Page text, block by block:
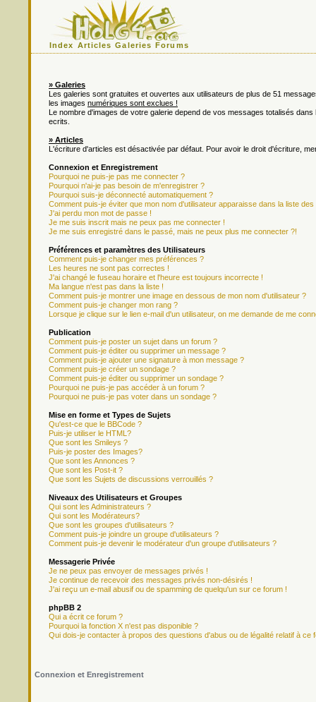
Index Articles Galeries Forums
» Galeries
Les galeries sont gratuites et ouvertes aux utilisateurs de plus de 51
les images numériques sont exclues !
Le nombre d'images de votre galerie depend de vos messages totalisés
ecrits.
» Articles
L'écriture d'articles est désactivée par défaut. Pour avoir le droit d'écriture,
Connexion et Enregistrement
Pourquoi ne puis-je pas me connecter ?
Pourquoi n'ai-je pas besoin de m'enregistrer ?
Pourquoi suis-je déconnecté automatiquement ?
Comment puis-je éviter que mon nom d'utilisateur apparaisse dans la liste
J'ai perdu mon mot de passe !
Je me suis inscrit mais ne peux pas me connecter !
Je me suis enregistré dans le passé, mais ne peux plus me connecter ?!
Préférences et paramètres des Utilisateurs
Comment puis-je changer mes préférences ?
Les heures ne sont pas correctes !
J'ai changé le fuseau horaire et l'heure est toujours incorrecte !
Ma langue n'est pas dans la liste !
Comment puis-je montrer une image en dessous de mon nom d'utilisateur ?
Comment puis-je changer mon rang ?
Lorsque je clique sur le lien e-mail d'un utilisateur, on me demande de me
Publication
Comment puis-je poster un sujet dans un forum ?
Comment puis-je éditer ou supprimer un message ?
Comment puis-je ajouter une signature à mon message ?
Comment puis-je créer un sondage ?
Comment puis-je éditer ou supprimer un sondage ?
Pourquoi ne puis-je pas accéder à un forum ?
Pourquoi ne puis-je pas voter dans un sondage ?
Mise en forme et Types de Sujets
Qu'est-ce que le BBCode ?
Puis-je utiliser le HTML?
Que sont les Smileys ?
Puis-je poster des Images?
Que sont les Annonces ?
Que sont les Post-it ?
Que sont les Sujets de discussions verrouillés ?
Niveaux des Utilisateurs et Groupes
Qui sont les Administrateurs ?
Qui sont les Modérateurs?
Que sont les groupes d'utilisateurs ?
Comment puis-je joindre un groupe d'utilisateurs ?
Comment puis-je devenir le modérateur d'un groupe d'utilisateurs ?
Messagerie Privée
Je ne peux pas envoyer de messages privés !
Je continue de recevoir des messages privés non-désirés !
J'ai reçu un e-mail abusif ou de spamming de quelqu'un sur ce forum !
phpBB 2
Qui a écrit ce forum ?
Pourquoi la fonction X n'est pas disponible ?
Qui dois-je contacter à propos des questions d'abus ou de légalité relatif à ce
Connexion et Enregistrement